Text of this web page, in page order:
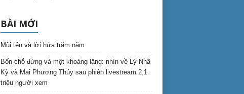
BÀI MỚI
Mũi tên và lời hứa trăm năm
Bốn chỗ đứng và một khoảng lặng: nhìn về Lý Nhã
Kỳ và Mai Phương Thúy sau phiên livestream 2,1
triệu người xem